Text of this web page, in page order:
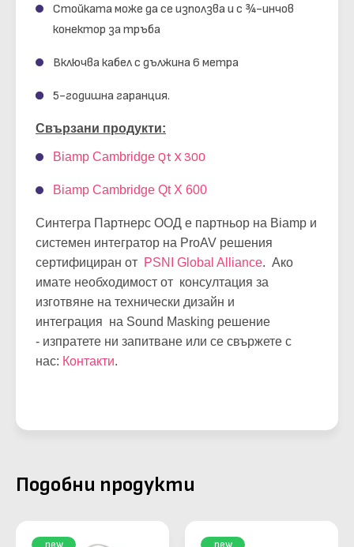
Стойката може да се използва и с ¾-инчов
конектор за тръба
Включва кабел с дължина 6 метра
5-годишна гаранция.
Свързани продукти:
Biamp Cambridge Qt X 300
Biamp Cambridge Qt X 600
Синтегра Партнерс ООД е партньор на Biamp и
системен интегратор на ProAV решения
сертифициран от PSNI Global Alliance. Ако
имате необходимост от консултация за
изготвяне на технически дизайн и
интеграция на Sound Masking решение
- изпратете ни запитване или се свържете с
нас: Контакти.
Подобни продукти